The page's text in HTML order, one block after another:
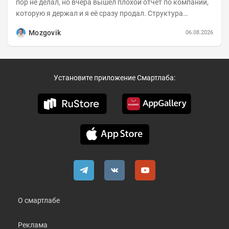
пор не делал, но вчера вышел плохой отчет по компании,
которую я держал и я её сразу продал. Структура
Mozgovik
06.08.2026
Установите приложение Смартлаба:
О смартлабе
Реклама